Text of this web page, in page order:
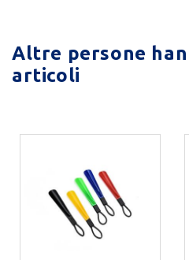
Altre persone
articoli